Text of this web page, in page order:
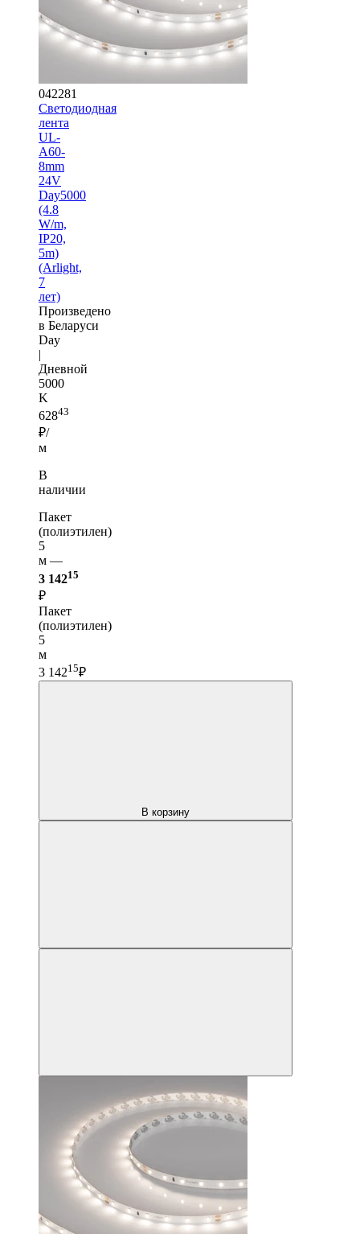
042281
Светодиодная
лента
UL-
A60-
8mm
24V
Day5000
(4.8
W/m,
IP20,
5m)
(Arlight,
7
лет)
Произведено
в Беларуси
Day
|
Дневной
5000
K
62843
₽/
м
В
наличии
Пакет
(полиэтилен)
5
м —
3 14215
₽
Пакет
(полиэтилен)
5
м
3 14215₽
В корзину